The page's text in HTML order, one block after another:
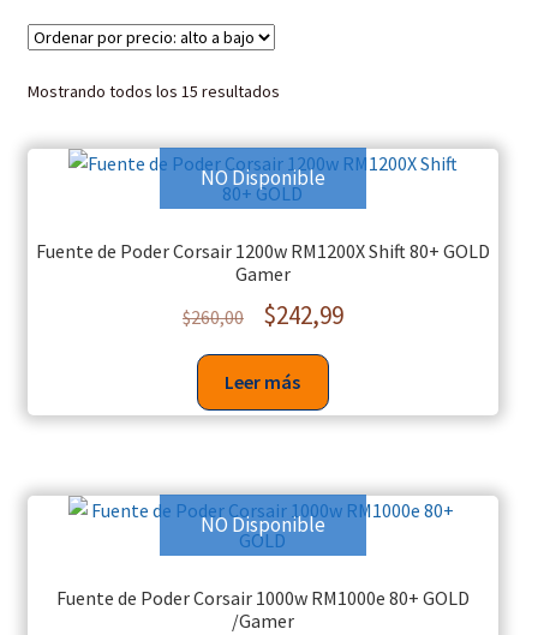
Mostrando todos los 15 resultados
NO Disponible
Fuente de Poder Corsair 1200w RM1200X Shift 80+ GOLD
Gamer
$260,00 $242,99
Leer más
NO Disponible
Fuente de Poder Corsair 1000w RM1000e 80+ GOLD
/Gamer